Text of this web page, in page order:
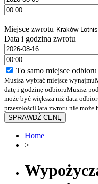
Miejsce zwrotu
Data i godzina zwrotu
To samo miejsce
Musisz wybrać miejsce wynajmu
datę i godzinę odbioruMusisz
może być większa niż data
przeszłościData zwrotu nie może
SPRAWDŹ CENĘ
Home
>